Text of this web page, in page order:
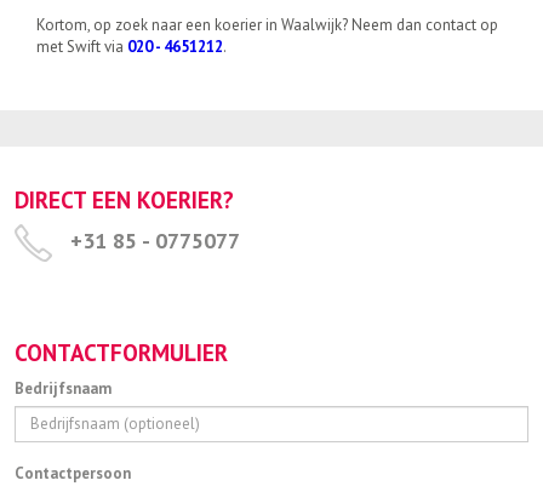
Kortom, op zoek naar een koerier in Waalwijk? Neem dan contact op
met Swift via 020 - 4651212.
DIRECT EEN KOERIER?
+31 85 - 0775077
CONTACTFORMULIER
Bedrijfsnaam
Contactpersoon